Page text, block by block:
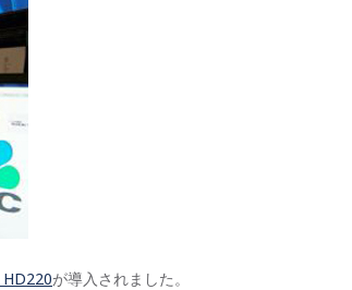
が導入されました。